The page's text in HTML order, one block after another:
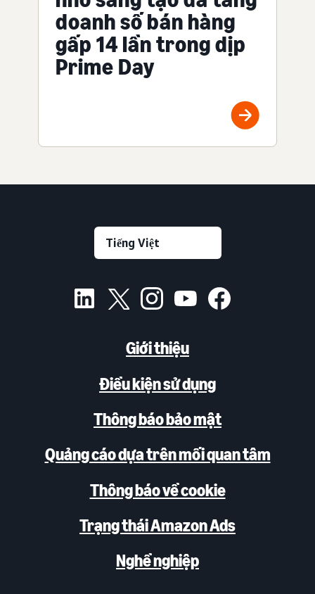
doanh số bán hàng
gấp 14 lần trong dịp
Prime Day
Giới thiệu
Điều kiện sử dụng
Thông báo bảo mật
Quảng cáo dựa trên mối quan tâm
Thông báo về cookie
Trạng thái Amazon Ads
Nghề nghiệp